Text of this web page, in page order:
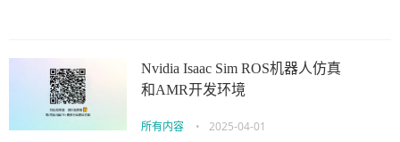
Nvidia Isaac Sim ROS机器人仿真
和AMR开发环境
所有内容 • 2025-04-01